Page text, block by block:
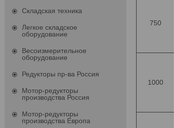
750
1000
Складская техника
Легкое складское
оборудование
Весоизмерительное
оборудование
Редукторы пр-ва Россия
Мотор-редукторы
производства Россия
Мотор-редукторы
производства Европа